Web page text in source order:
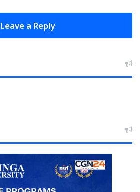
Leave a Reply